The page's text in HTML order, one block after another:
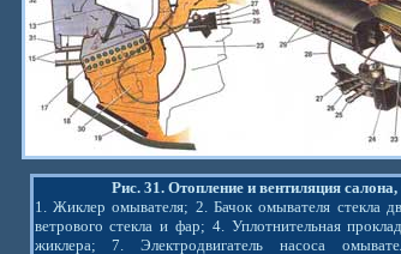
Рис. 31. Отопление и вентиляция
1. Жиклер омывателя; 2. Бачок омывателя стекла
ветрового стекла и фар; 4. Уплотнительная
жиклера; 7. Электродвигатель насоса